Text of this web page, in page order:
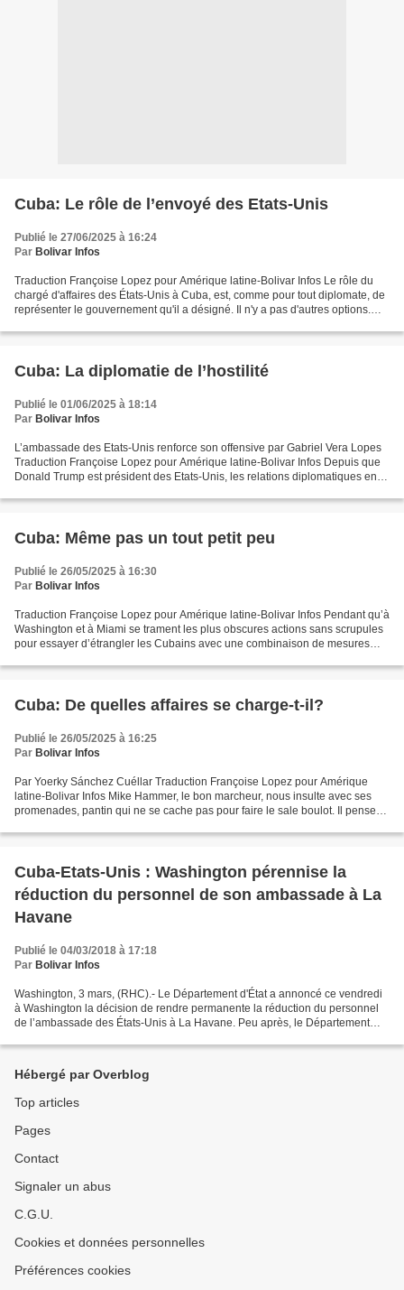
Cuba: Le rôle de l’envoyé des Etats-Unis
Publié le 27/06/2025 à 16:24
Par Bolivar Infos
Traduction Françoise Lopez pour Amérique latine-Bolivar Infos Le rôle du
chargé d'affaires des États-Unis à Cuba, est, comme pour tout diplomate, de
représenter le gouvernement qu'il a désigné. Il n'y a pas d'autres options.
Cuba: La diplomatie de l’hostilité
Publié le 01/06/2025 à 18:14
Par Bolivar Infos
L’ambassade des Etats-Unis renforce son offensive par Gabriel Vera Lopes
Traduction Françoise Lopez pour Amérique latine-Bolivar Infos Depuis que
Donald Trump est président des Etats-Unis, les relations diplomatiques entre
Cuba: Même pas un tout petit peu
Publié le 26/05/2025 à 16:30
Par Bolivar Infos
Traduction Françoise Lopez pour Amérique latine-Bolivar Infos Pendant qu’à
Washington et à Miami se trament les plus obscures actions sans scrupules
pour essayer d’étrangler les Cubains avec une combinaison de mesures
Cuba: De quelles affaires se charge-t-il?
Publié le 26/05/2025 à 16:25
Par Bolivar Infos
Par Yoerky Sánchez Cuéllar Traduction Françoise Lopez pour Amérique
latine-Bolivar Infos Mike Hammer, le bon marcheur, nous insulte avec ses
promenades, pantin qui ne se cache pas pour faire le sale boulot. Il pense
Cuba-Etats-Unis : Washington pérennise la
réduction du personnel de son ambassade à La
Havane
Publié le 04/03/2018 à 17:18
Par Bolivar Infos
Washington, 3 mars, (RHC).- Le Département d'État a annoncé ce vendredi
à Washington la décision de rendre permanente la réduction du personnel
de l’ambassade des États-Unis à La Havane. Peu après, le Département
Hébergé par Overblog
Top articles
Pages
Contact
Signaler un abus
C.G.U.
Cookies et données personnelles
Préférences cookies